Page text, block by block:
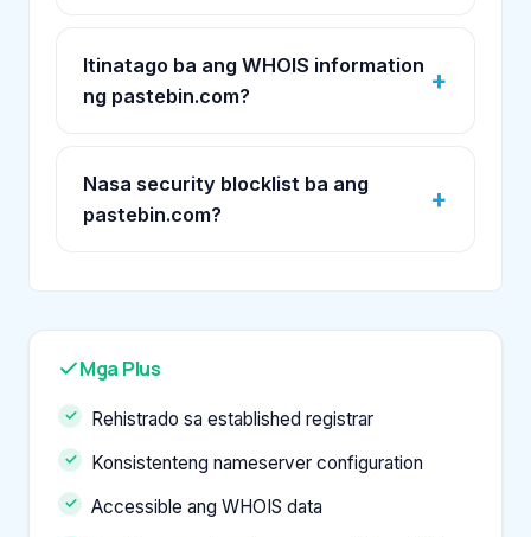
Itinatago ba ang WHOIS information
ng pastebin.com?
Nasa security blocklist ba ang
pastebin.com?
Mga Plus
Rehistrado sa established registrar
Konsistenteng nameserver configuration
Accessible ang WHOIS data